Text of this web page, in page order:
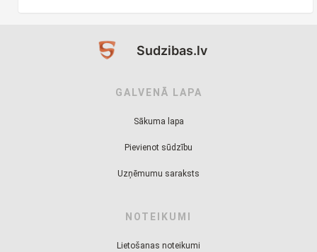
Sudzibas.lv
GALVENĀ LAPA
Sākuma lapa
Pievienot sūdzību
Uzņēmumu saraksts
NOTEIKUMI
Lietošanas noteikumi